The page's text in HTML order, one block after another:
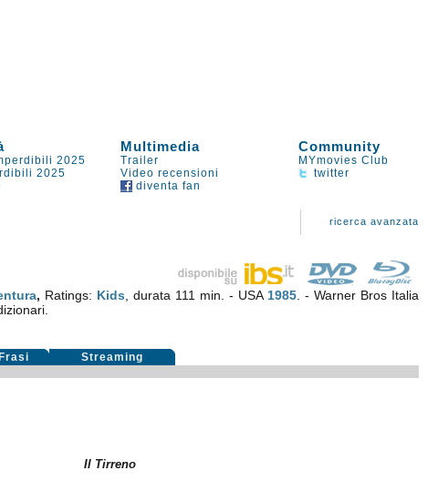
Multimedia Community
2025 Trailer
MYmovies Club
2025 Video recensioni
twitter
diventa fan
ricerca avanzata
, Ratings: Kids , durata 111 min. - USA 1985 . - Warner Bros Italia
Frasi Streaming
Il Tirreno